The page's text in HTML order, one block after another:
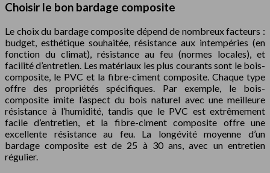
Choisir le bon bardage composite
Le choix du bardage composite dépend de nombreux facteurs :
budget, esthétique souhaitée, résistance aux intempéries (en
fonction du climat), résistance au feu (normes locales), et
facilité d’entretien. Les matériaux les plus courants sont le bois-
composite, le PVC et la fibre-ciment composite. Chaque type
offre des propriétés spécifiques. Par exemple, le bois-
composite imite l’aspect du bois naturel avec une meilleure
résistance à l’humidité, tandis que le PVC est extrêmement
facile d’entretien, et la fibre-ciment composite offre une
excellente résistance au feu. La longévité moyenne d’un
bardage composite est de 25 à 30 ans, avec un entretien
régulier.